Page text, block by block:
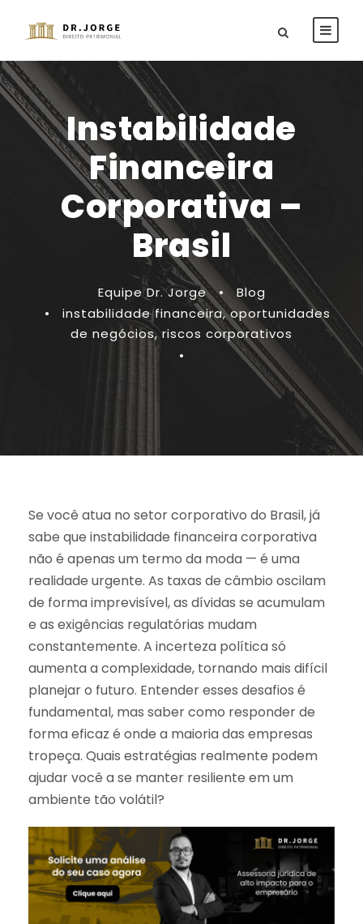
Instabilidade
Financeira
Corporativa –
Brasil
Equipe Dr. Jorge •
Blog
•
instabilidade financeira, oportunidades
de negócios, riscos corporativos
•
Se você atua no setor corporativo do Brasil, já
sabe que instabilidade financeira corporativa
não é apenas um termo da moda — é uma
realidade urgente. As taxas de câmbio oscilam
de forma imprevisível, as dívidas se acumulam
e as exigências regulatórias mudam
constantemente. A incerteza política só
aumenta a complexidade, tornando mais difícil
planejar o futuro. Entender esses desafios é
fundamental, mas saber como responder de
forma eficaz é onde a maioria das empresas
tropeça. Quais estratégias realmente podem
ajudar você a se manter resiliente em um
ambiente tão volátil?